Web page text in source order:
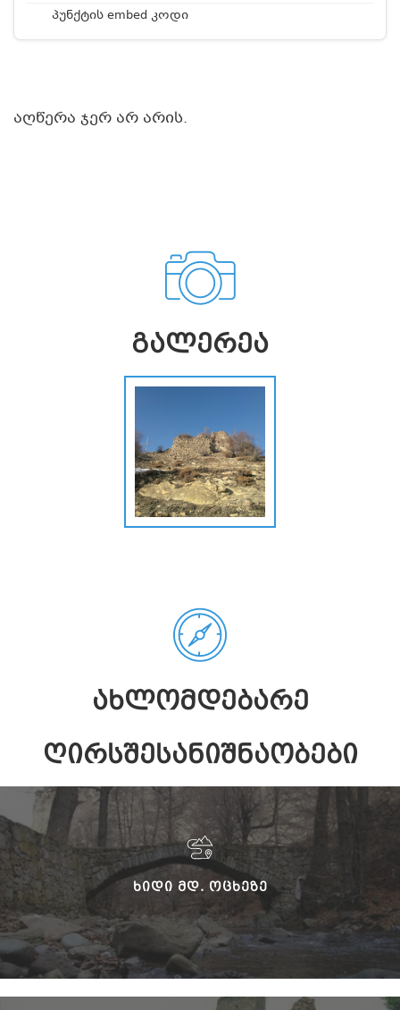
პუნქტის embed კოდი
აღწერა ჯერ არ არის.
ᲒᲐᲚᲔᲠᲔᲐ
ᲐᲮᲚᲝᲛᲓᲔᲑᲐᲠᲔ
ᲦᲘᲠᲡᲨᲔᲡᲐᲜᲘᲨᲜᲐᲝᲑᲔᲑᲘ
ᲮᲘᲓᲘ ᲛᲓ. ᲝᲪᲮᲔᲖᲔ